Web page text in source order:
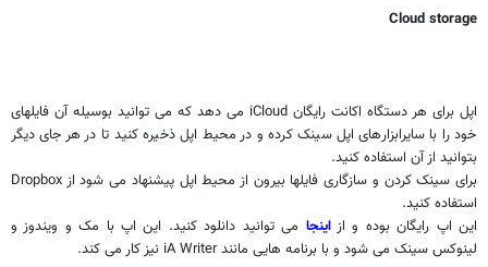
Cloud storage
اپل برای هر دستگاه اکانت رایگان iCloud می دهد که می توانید بوسیله آن فایلهای
خود را با سایرابزارهای اپل سینک کرده و در محیط اپل ذخیره کنید تا در هر جای دیگر
بتوانید از آن استفاده کنید.
برای سینک کردن و سازگاری فایلها بیرون از محیط اپل پیشنهاد می شود از Dropbox
استفاده کنید.
این اپ رایگان بوده و ازاینجا می توانید دانلود کنید. این اپ با مک و ویندوز و
لینوکس سینک می شود و با برنامه هایی مانندiA Writer نیز کار می کند.